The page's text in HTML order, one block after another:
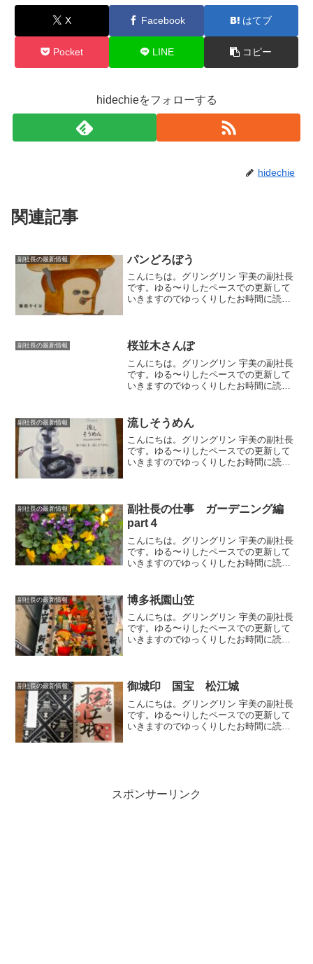
X Facebook はてブ
Pocket LINE コピー
hidechieをフォローする
hidechie
関連記事
副社長の最新情報 パンどろぼう
こんにちは。グリングリン 宇美の副社長
です。ゆる〜りしたペースでの更新して
いきますのでゆっくりしたお時間に読ん
ちに絵本を読み聞かせし...
副社長の最新情報 桜並木さんぽ
こんにちは。グリングリン 宇美の副社長
です。ゆる〜りしたペースでの更新して
いきますのでゆっくりしたお時間に読ん
ご紹介させていただきます。雑餉隈の桜
並木通りビック宇美店の...
副社長の最新情報 流しそうめん
こんにちは。グリングリン 宇美の副社長
です。ゆる〜りしたペースでの更新して
いきますのでゆっくりしたお時間に読ん
んマシーン」の季節です...
副社長の最新情報
副社長の仕事 ガーデニング編
part４
こんにちは。グリングリン 宇美の副社長
です。ゆる〜りしたペースでの更新して
いきますのでゆっくりしたお時間に読ん
す。gringrin garden店頭を彩るプランタ
ーの植...
副社長の最新情報 博多祇園山笠
こんにちは。グリングリン 宇美の副社長
です。ゆる〜りしたペースでの更新して
いきますのでゆっくりしたお時間に読ん
十三番山笠 見送り「報...
副社長の最新情報 御城印 国宝 松江城
こんにちは。グリングリン 宇美の副社長
です。ゆる〜りしたペースでの更新して
いきますのでゆっくりしたお時間に読ん
スポンサーリンク